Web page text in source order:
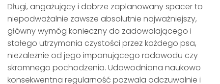
Długi, angażujący i dobrze zaplanowany spacer to
niepodważalnie zawsze absolutnie najważniejszy,
główny wymóg konieczny do zadowalającego i
stałego utrzymania czystości przez każdego psa,
niezależnie od jego imponującego rodowodu czy
skromnego pochodzenia. Udowodniona naukowo
konsekwentna regularność pozwala odczuwalnie i